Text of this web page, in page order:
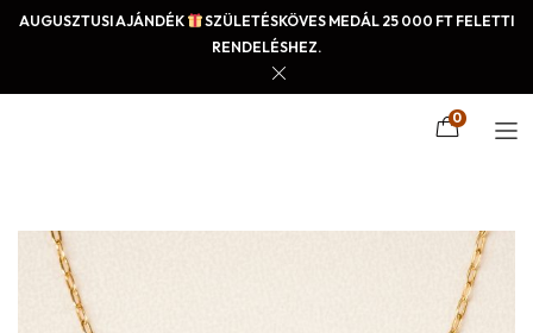
AUGUSZTUSI AJÁNDÉK
SZÜLETÉSKÖVES MEDÁL 25 000 FT FELETTI
RENDELÉSHEZ.
0